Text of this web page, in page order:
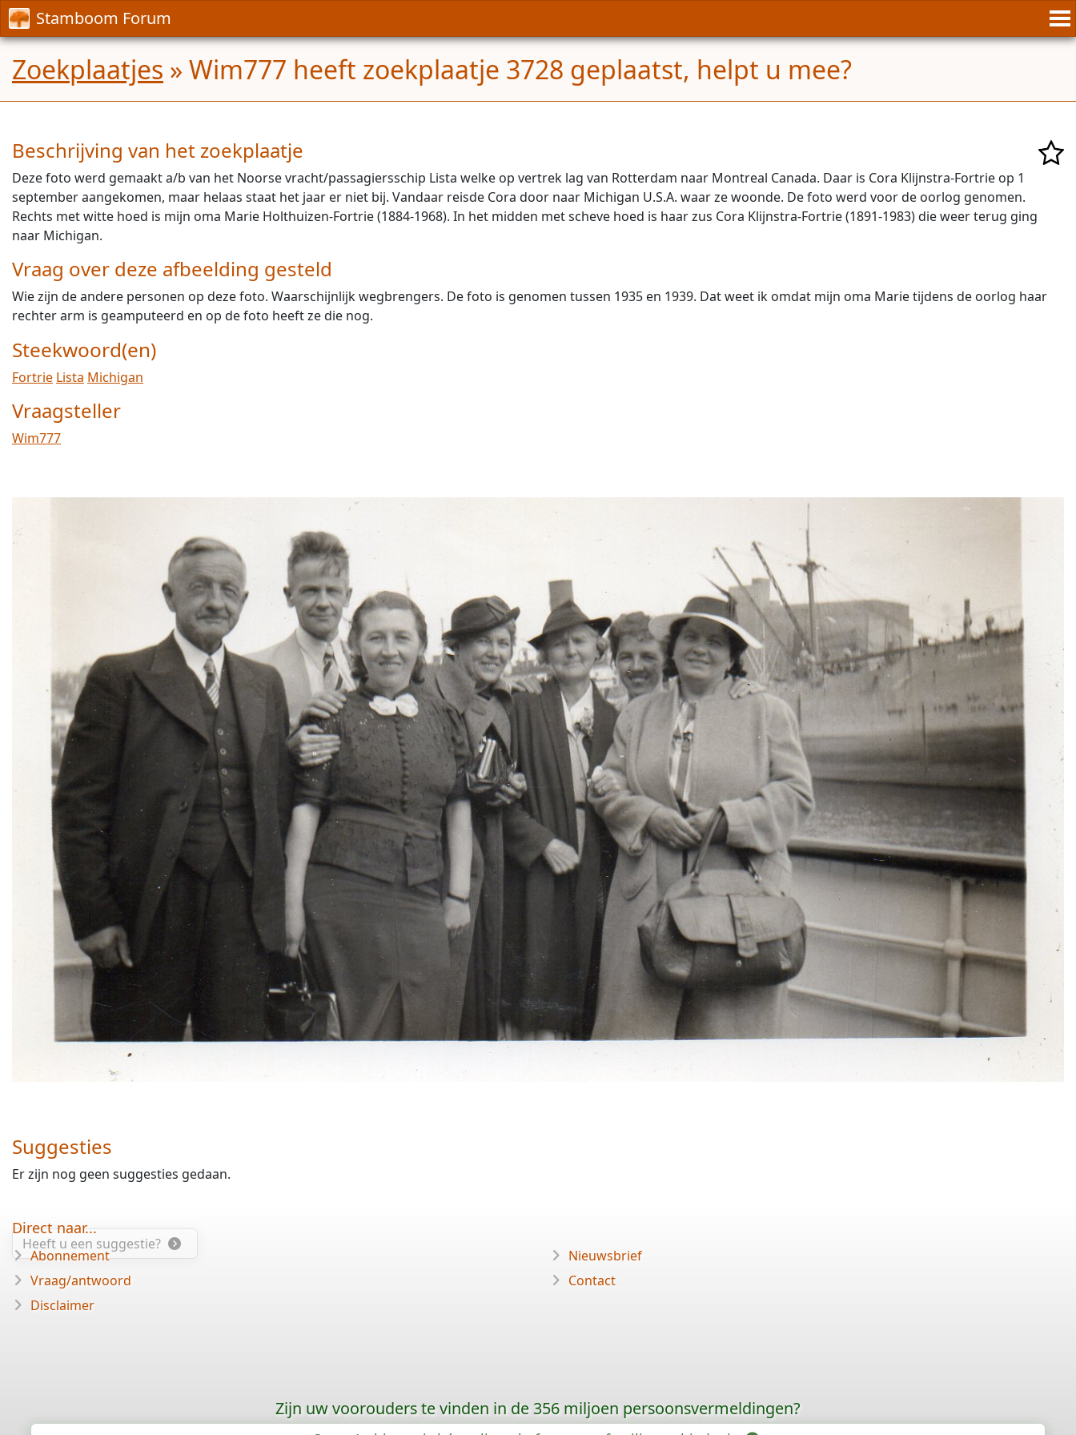
Stamboom Forum
Zoekplaatjes » Wim777 heeft zoekplaatje 3728 geplaatst, helpt u mee?
Beschrijving van het zoekplaatje
Deze foto werd gemaakt a/b van het Noorse vracht/passagiersschip Lista welke op vertrek lag van Rotterdam naar Montreal Canada. Daar is Cora Klijnstra-Fortrie op 1
september aangekomen, maar helaas staat het jaar er niet bij. Vandaar reisde Cora door naar Michigan U.S.A. waar ze woonde. De foto werd voor de oorlog genomen.
Rechts met witte hoed is mijn oma Marie Holthuizen-Fortrie (1884-1968). In het midden met scheve hoed is haar zus Cora Klijnstra-Fortrie (1891-1983) die weer terug ging
naar Michigan.
Vraag over deze afbeelding gesteld
Wie zijn de andere personen op deze foto. Waarschijnlijk wegbrengers. De foto is genomen tussen 1935 en 1939. Dat weet ik omdat mijn oma Marie tijdens de oorlog haar
rechter arm is geamputeerd en op de foto heeft ze die nog.
Steekwoord(en)
Fortrie Lista Michigan
Vraagsteller
Wim777
Suggesties
Er zijn nog geen suggesties gedaan.
Heeft u een suggestie?
Direct naar...
Abonnement
Vraag/antwoord
Disclaimer
Nieuwsbrief
Contact
Zijn uw voorouders te vinden in de 356 miljoen persoonsvermeldingen?